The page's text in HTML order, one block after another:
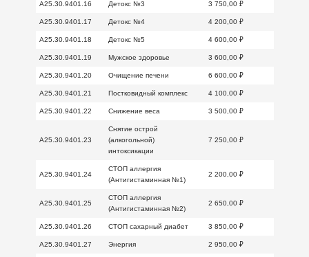
A25.30.9401.16 Детокс №3 3 750,00 ₽
A25.30.9401.17 Детокс №4 4 200,00 ₽
A25.30.9401.18 Детокс №5 4 600,00 ₽
A25.30.9401.19 Мужское здоровье 3 600,00 ₽
A25.30.9401.20 Очищение печени 6 600,00 ₽
A25.30.9401.21 Постковидный комплекс 4 100,00 ₽
A25.30.9401.22 Снижение веса 3 500,00 ₽
A25.30.9401.23
Снятие острой
(алкогольной)
интоксикации
7 250,00 ₽
A25.30.9401.24
СТОП аллергия
(Антигистаминная №1)
2 200,00 ₽
A25.30.9401.25
СТОП аллергия
(Антигистаминная №2)
2 650,00 ₽
A25.30.9401.26 СТОП сахарный диабет 3 850,00 ₽
A25.30.9401.27 Энергия 2 950,00 ₽